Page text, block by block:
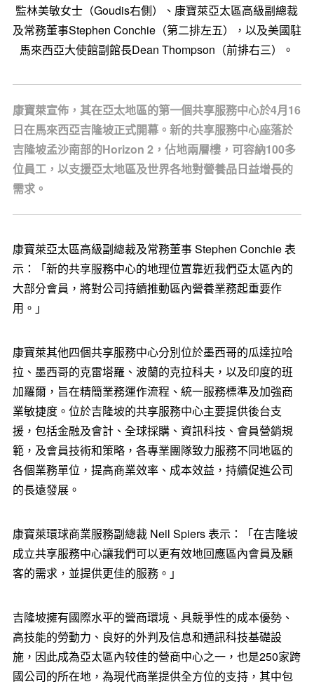
監林美敏女士（Goudis右側）、康寶萊亞太區高級副總裁
及常務董事Stephen Conchie（第二排左五），以及美國駐
馬來西亞大使館副館長Dean Thompson（前排右三）。
康寶萊宣佈，其在亞太地區的第一個共享服務中心於4月16
日在馬來西亞吉隆坡正式開幕。新的共享服務中心座落於
吉隆坡孟沙南部的Horizon 2，佔地兩層樓，可容納100多
位員工，以支援亞太地區及世界各地對營養品日益增長的
需求。
康寶萊亞太區高級副總裁及常務董事Stephen Conchie表
示：「新的共享服務中心的地理位置靠近我們亞太區內的
大部分會員，將對公司持續推動區內營養業務起重要作
用。」
康寶萊其他四個共享服務中心分別位於墨西哥的瓜達拉哈
拉、墨西哥的克雷塔羅、波蘭的克拉科夫，以及印度的班
加羅爾， 旨在精簡業務運作流程、統一服務標準及加強商
業敏捷度。 位於吉隆坡的共享服務中心主要提供後台支
援，包括金融及會計、全球採購、資訊科技、會員營銷規
範，及會員技術和策略， 各專業團隊致力服務不同地區的
各個業務單位 ，提高商業效率、成本效益，持續促進公司
的長遠發展。
康寶萊環球商業服務副總裁 Neil Spiers表示：「在吉隆坡
成立共享服務中心讓我們可以更有效地回應區內會員及顧
客的需求，並提供更佳的服務。」
吉隆坡擁有國際水平的營商環境、具競爭性的成本優勢、
高技能的勞動力、良好的外判及信息和通訊科技基礎設
施，因此成為亞太區內较佳的營商中心之一，也是250家跨
國公司的所在地，為現代商業提供全方位的支持，其中包